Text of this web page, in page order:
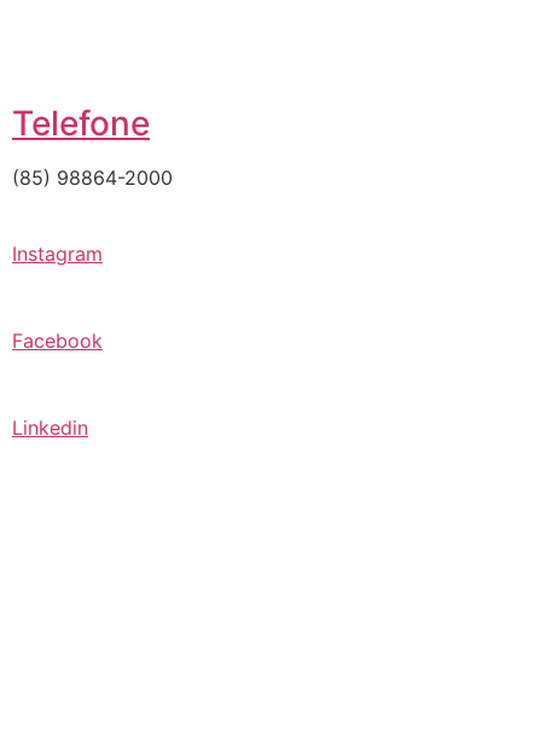
Telefone
(85) 98864-2000
Instagram
Facebook
Linkedin